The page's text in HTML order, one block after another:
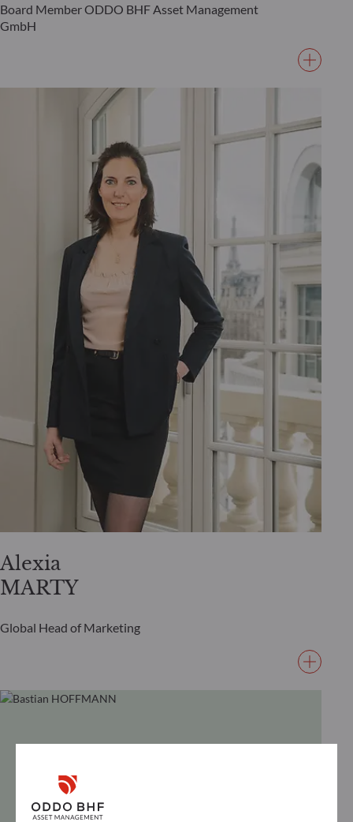
Board Member ODDO BHF Asset Management
GmbH
Alexia
MARTY
Global Head of Marketing